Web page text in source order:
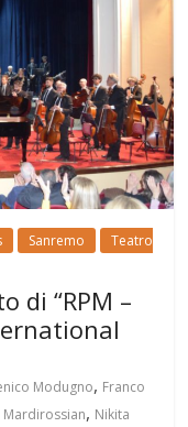
Sanremo
Teatro
di “RPM –
Modugno, Franco
Mardirossian, Nikita